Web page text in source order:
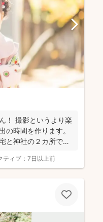
！ 撮影というより楽
の時間を作ります。
と神社の２カ所で撮
ティブ： 7日以上前